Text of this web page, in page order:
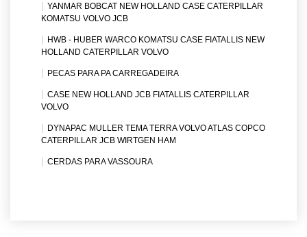
YANMAR BOBCAT NEW HOLLAND CASE CATERPILLAR
KOMATSU VOLVO JCB
HWB - HUBER WARCO KOMATSU CASE FIATALLIS NEW
HOLLAND CATERPILLAR VOLVO
PECAS PARA PA CARREGADEIRA
CASE NEW HOLLAND JCB FIATALLIS CATERPILLAR
VOLVO
DYNAPAC MULLER TEMA TERRA VOLVO ATLAS COPCO
CATERPILLAR JCB WIRTGEN HAM
CERDAS PARA VASSOURA